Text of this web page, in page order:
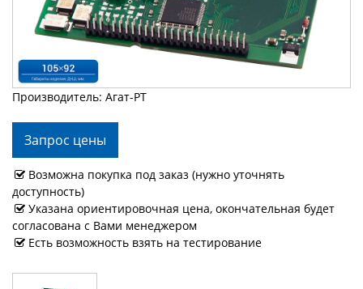
Производитель: Агат-РТ
Запрос цены
Возможна покупка под заказ (нужно уточнять
доступность)
Указана ориентировочная цена, окончательная будет
согласована с Вами менеджером
Есть возможность взять на тестирование